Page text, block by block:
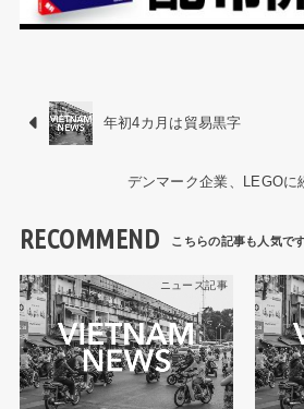
年初4カ月は貿易黒字
デンマーク企業、LEGOに
RECOMMEND
ニュース記事